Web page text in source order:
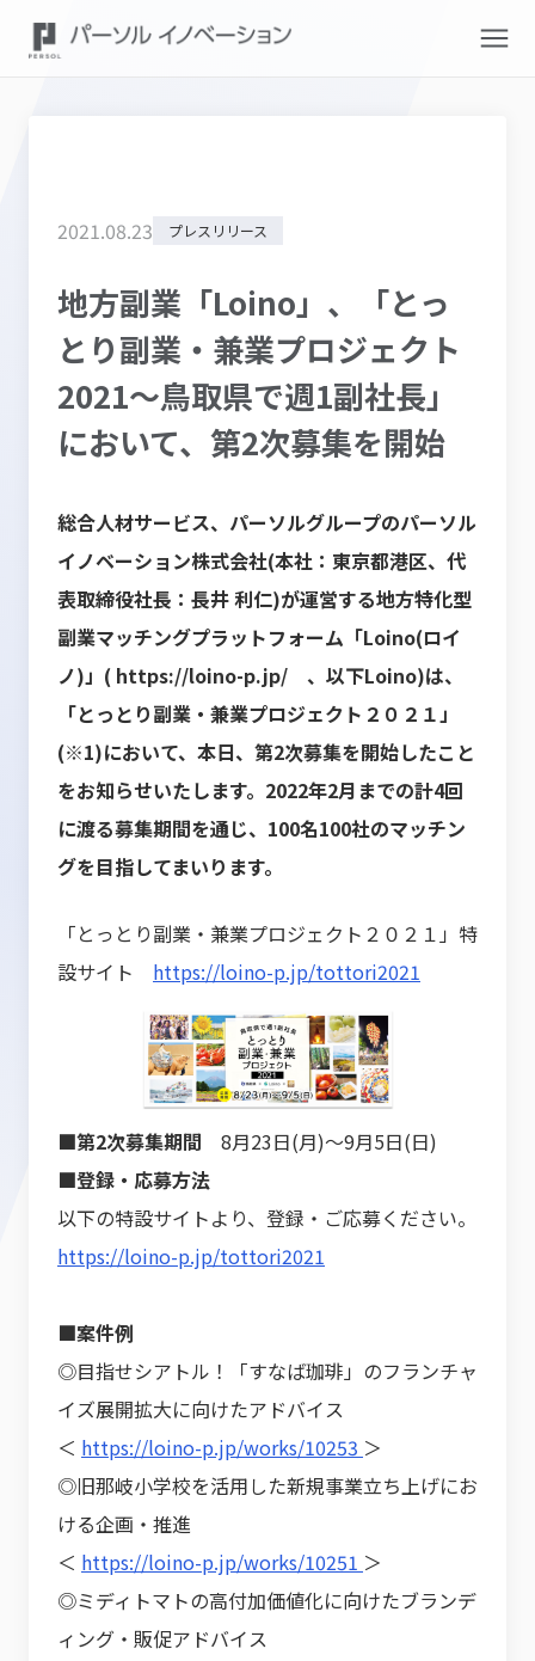
2021.08.23 プレスリリース
地方副業「Loino」、「とっ
とり副業・兼業プロジェクト
2021～鳥取県で週1副社長」
において、第2次募集を開始
総合人材サービス、パーソルグループのパーソル
イノベーション株式会社(本社：東京都港区、代
表取締役社長：長井 利仁)が運営する地方特化型
副業マッチングプラットフォーム「Loino(ロイ
ノ)」( https://loino-p.jp/ 、以下Loino)は、
「とっとり副業・兼業プロジェクト２０２１」
(※1)において、本日、第2次募集を開始したこと
をお知らせいたします。2022年2月までの計4回
に渡る募集期間を通じ、100名100社のマッチン
グを目指してまいります。
「とっとり副業・兼業プロジェクト２０２１」特
設サイト https://loino-p.jp/tottori2021
■第2次募集期間 8月23日(月)～9月5日(日)
■登録・応募方法
以下の特設サイトより、登録・ご応募ください。
https://loino-p.jp/tottori2021
■案件例
◎目指せシアトル！「すなば珈琲」のフランチャ
イズ展開拡大に向けたアドバイス
＜ https://loino-p.jp/works/10253 ＞
◎旧那岐小学校を活用した新規事業立ち上げにお
ける企画・推進
＜ https://loino-p.jp/works/10251 ＞
◎ミディトマトの高付加価値化に向けたブランデ
ィング・販促アドバイス